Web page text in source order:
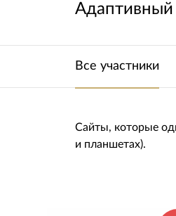
Адаптивный
Все участники
Сайты, которые
и планшетах).